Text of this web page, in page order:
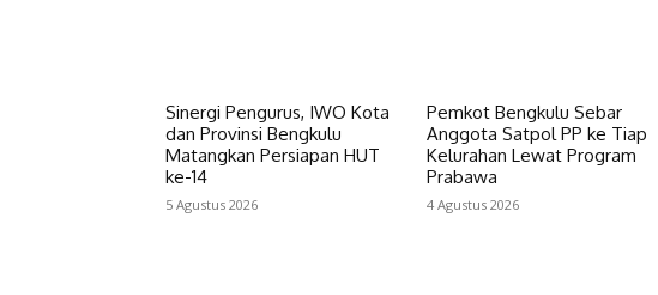
‎Sinergi Pengurus, IWO Kota
dan Provinsi Bengkulu
Matangkan Persiapan HUT
ke-14
5 Agustus 2026
Pemkot Bengkulu Sebar
Anggota Satpol PP ke Tiap
Kelurahan Lewat Program
Prabawa
4 Agustus 2026